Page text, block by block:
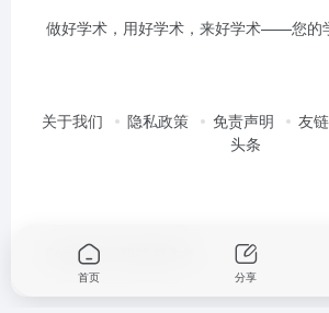
做好学术，用好学术，来好学术——您的
关于我们 隐私政策 免责声明 友
头条
Copyright © 2026
首页 分享